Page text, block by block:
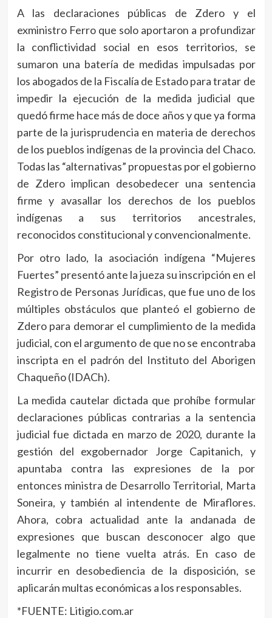
A las declaraciones públicas de Zdero y el
exministro Ferro que solo aportaron a profundizar
la conflictividad social en esos territorios, se
sumaron una batería de medidas impulsadas por
los abogados de la Fiscalía de Estado para tratar de
impedir la ejecución de la medida judicial que
quedó firme hace más de doce años y que ya forma
parte de la jurisprudencia en materia de derechos
de los pueblos indígenas de la provincia del Chaco.
Todas las “alternativas” propuestas por el gobierno
de Zdero implican desobedecer una sentencia
firme y avasallar los derechos de los pueblos
indígenas a sus territorios ancestrales,
reconocidos constitucional y convencionalmente.
Por otro lado, la asociación indígena “Mujeres
Fuertes” presentó ante la jueza su inscripción en el
Registro de Personas Jurídicas, que fue uno de los
múltiples obstáculos que planteó el gobierno de
Zdero para demorar el cumplimiento de la medida
judicial, con el argumento de que no se encontraba
inscripta en el padrón del Instituto del Aborigen
Chaqueño (IDACh).
La medida cautelar dictada que prohíbe formular
declaraciones públicas contrarias a la sentencia
judicial fue dictada en marzo de 2020, durante la
gestión del exgobernador Jorge Capitanich, y
apuntaba contra las expresiones de la por
entonces ministra de Desarrollo Territorial, Marta
Soneira, y también al intendente de Miraflores.
Ahora, cobra actualidad ante la andanada de
expresiones que buscan desconocer algo que
legalmente no tiene vuelta atrás. En caso de
incurrir en desobediencia de la disposición, se
aplicarán multas económicas a los responsables.
*FUENTE: Litigio.com.ar